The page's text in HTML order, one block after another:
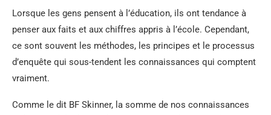
Lorsque les gens pensent à l’éducation, ils ont tendance à
penser aux faits et aux chiffres appris à l’école. Cependant,
ce sont souvent les méthodes, les principes et le processus
d’enquête qui sous-tendent les connaissances qui comptent
vraiment.
Comme le dit BF Skinner, la somme de nos connaissances